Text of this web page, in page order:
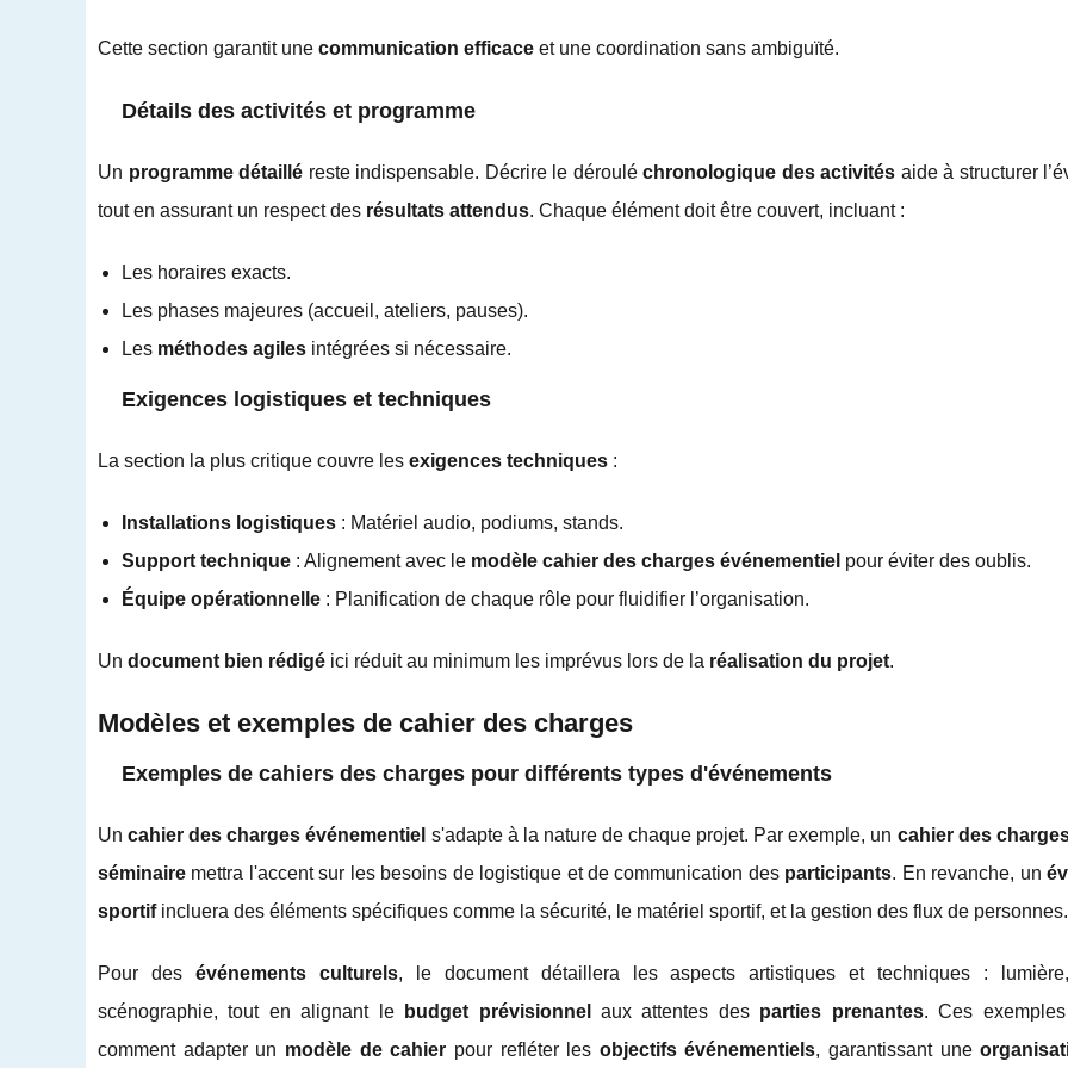
Cette section garantit une communication efficace et une coordination sans ambiguïté.
Détails des activités et programme
Un programme détaillé reste indispensable. Décrire le déroulé chronologique des activités aide à structurer
tout en assurant un respect des résultats attendus. Chaque élément doit être couvert, incluant :
Les horaires exacts.
Les phases majeures (accueil, ateliers, pauses).
Les méthodes agiles intégrées si nécessaire.
Exigences logistiques et techniques
La section la plus critique couvre les exigences techniques :
Installations logistiques : Matériel audio, podiums, stands.
Support technique : Alignement avec le modèle cahier des charges événementiel pour éviter des oublis.
Équipe opérationnelle : Planification de chaque rôle pour fluidifier l’organisation.
Un document bien rédigé ici réduit au minimum les imprévus lors de la réalisation du projet.
Modèles et exemples de cahier des charges
Exemples de cahiers des charges pour différents types d'événements
Uncahier des charges événementiel s'adapte à la nature de chaque projet. Par exemple, un cahier des
séminaire mettra l'accent sur les besoins de logistique et de communication des participants. En revanche, un
sportifincluera des éléments spécifiques comme la sécurité, le matériel sportif, et la gestion des flux de personnes.
Pour des événements culturels, le document détaillera les aspects artistiques et techniques :
scénographie, tout en alignant le
budget prévisionnel aux attentes des parties prenantes. Ces
comment adapter un modèle de cahier pour refléter les objectifs événementiels, garantissant une